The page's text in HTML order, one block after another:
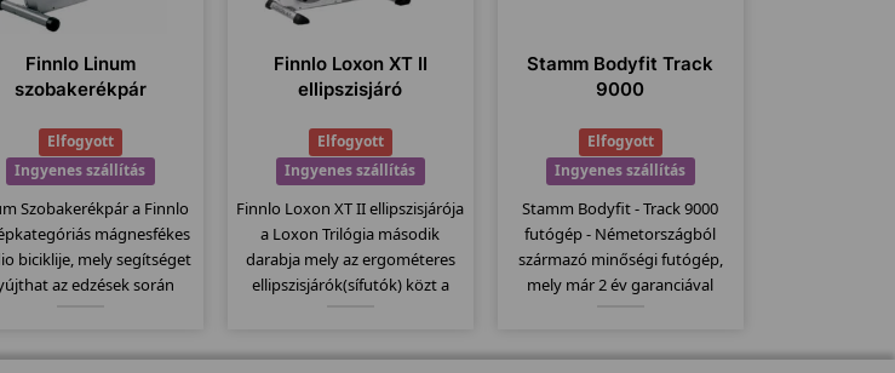
Finnlo Linum
szobakerékpár
Elfogyott
Ingyenes szállítás
Szobakerékpár a Finnlo
mágnesfékes
biciklije, mely segítséget
az edzések során
már lényegesen
Finnlo Loxon XT II
ellipszisjáró
Elfogyott
Ingyenes szállítás
Finnlo Loxon XT II ellipszisjárója
a Loxon Trilógia második
darabja mely az ergométeres
ellipszisjárók(sífutók) közt a
fokozattal és 25-400 wattig való
Stamm Bodyfit Track
9000
Elfogyott
Ingyenes szállítás
Stamm Bodyfit - Track 9000
futógép - Németországból
származó minőségi futógép,
mely már 2 év garanciával
kategóriájához képest